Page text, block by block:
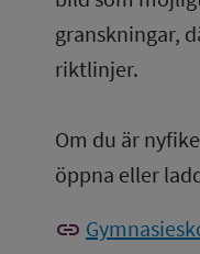
granskningar,
riktlinjer.
Om du är
öppna eller
link